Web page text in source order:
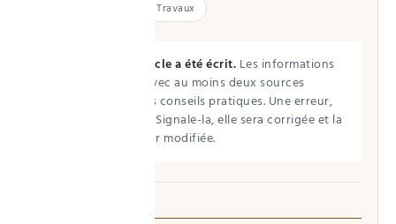
Travaux
Comment cet article a été écrit. Les informations
sont recoupées avec au moins deux sources
spécialisées, et les conseils pratiques. Une erreur,
une imprécision ? Signale-la, elle sera corrigée et la
date de mise à jour modifiée.